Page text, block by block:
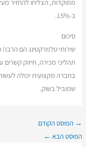
ממוקדות, הצליחו להחזיר מעל 30% מהלקוחות הללו ולהגדיל
ב-15%.
סיכום
שירותי טלמרקטינג הם
תהליכי מכירה, חיזוק קשרים
בחברה מקצועית יכולה
שמוביל בשוק.
→ הפוסט הקודם
הפוסט הבא ←